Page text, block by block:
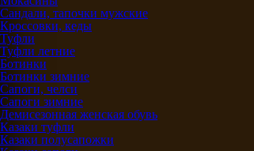
Сандали, тапочки мужские
Кроссовки, кеды
Туфли
Туфли летние
Ботинки
Ботинки зимние
Сапоги, челси
Сапоги зимние
Демисезонная женская обувь
Казаки туфли
Казаки полусапожки